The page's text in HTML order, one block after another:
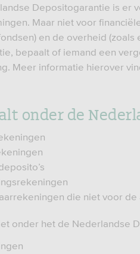
Depositogarantie is er
Maar niet voor
en de overheid
bepaalt of iemand een
Meer informatie hierover
onder de
die niet voor
onder het de Nederlandse